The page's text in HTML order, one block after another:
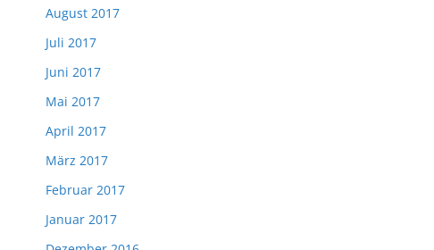
August 2017
Juli 2017
Juni 2017
Mai 2017
April 2017
März 2017
Februar 2017
Januar 2017